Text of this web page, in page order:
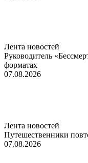
Лента новостей
Руководитель
форматах
07.08.2026
Лента новостей
Путешественники
07.08.2026